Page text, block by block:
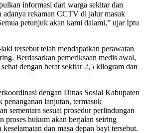
informasi dari warga sekitar dan
adanya rekaman CCTV di jalur masuk
petunjuk akan kami dalami,” ujar Iptu
tersebut telah mendapatkan perawatan
. Berdasarkan pemeriksaan medis awal,
dengan berat sekitar 2,5 kilogram dan
dengan Dinas Sosial Kabupaten
lanjutan, termasuk
sementara sesuai prosedur perlindungan
proses hukum akan berjalan seiring
dan masa depan bayi tersebut.